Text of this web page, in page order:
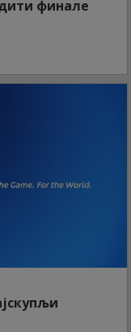
финале